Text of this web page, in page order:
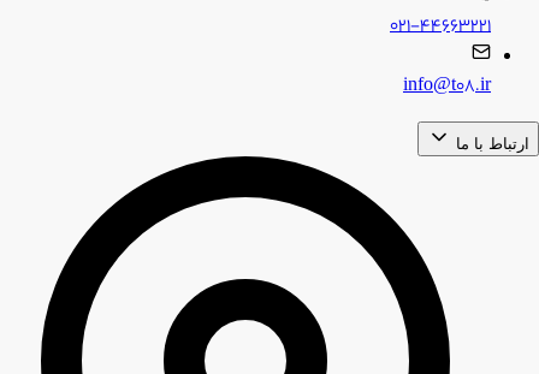
۰۲۱-۴۴۶۶۳۲۲۱
info@t08.ir
ارتباط با ما